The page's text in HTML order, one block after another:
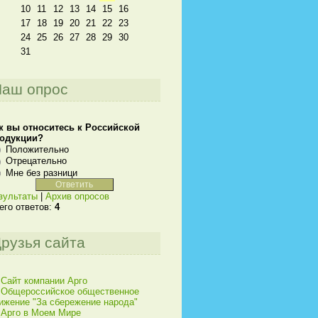
10
11 12 13 14 15
16
17
18 19 20 21 22
23
24
25 26 27 28 29
30
31
опрос
вы относитесь к Российской
Положительно
Отрецательно
Мне без разници
Архив опросов
ответов: 4
сайта
Сайт компании Арго
Общероссийское общественное
"За сбережение народа"
Арго в Моем Мире